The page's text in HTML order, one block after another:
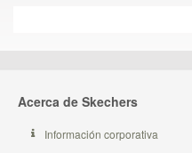
Acerca de Skechers
Información corporativa